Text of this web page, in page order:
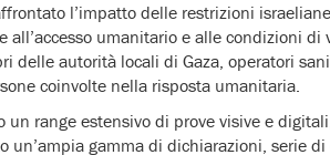
l’impatto delle restrizioni
umanitario e alle condizioni di
delle autorità locali di Gaza, operatori
coinvolte nella risposta umanitaria.
range estensivo di prove visive e
un’ampia gamma di dichiarazioni, serie